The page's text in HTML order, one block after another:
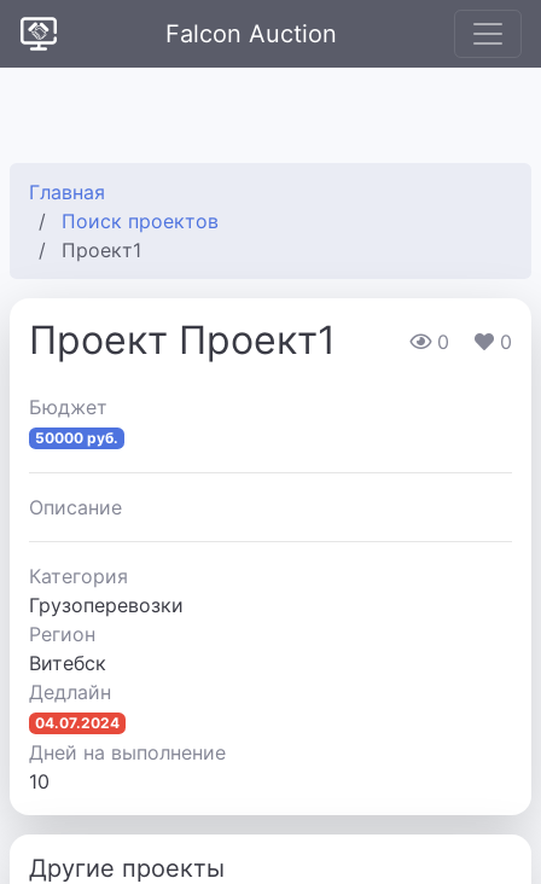
Falcon Auction
Главная
Поиск проектов
Проект1
0 0
Проект Проект1
Бюджет
50000 руб.
Описание
Категория
Грузоперевозки
Регион
Витебск
Дедлайн
04.07.2024
Дней на выполнение
10
Другие проекты